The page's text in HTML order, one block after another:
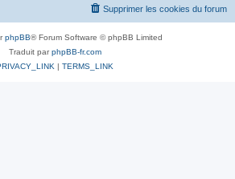
Supprimer les cookies du forum
phpBB® Forum Software © phpBB Limited
Traduit parphpBB-fr.com
| TERMS_LINK